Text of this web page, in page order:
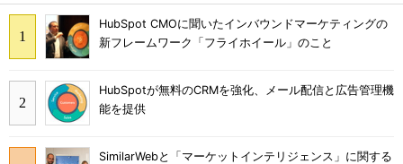
HubSpot CMOに聞いたインバウンドマーケティングの
新フレームワーク「フライホイール」のこと
HubSpotが無料のCRMを強化、メール配信と広告管理機
能を提供
SimilarWebと「マーケットインテリジェンス」に関する